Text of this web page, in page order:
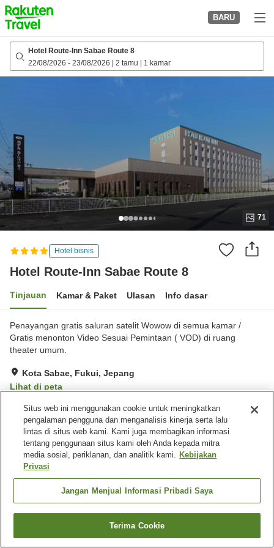
to
top
page
BARU
Hotel Route-Inn Sabae Route 8
22/08/2026 - 23/08/2026 2 tamu 1 kamar
71
Hotel bisnis
Hotel Route-Inn Sabae Route 8
Tinjauan Kamar & Paket Ulasan Info dasar
Penayangan gratis saluran satelit Wowow di semua kamar /
Gratis menonton Video Sesuai Pemintaan ( VOD) di ruang
theater umum.
Kota Sabae, Fukui, Jepang
Lihat di peta
Sangat baik Ulasan: 256
Fasilitas properti
Tempat parkir
Restoran
Mesin penjual otomatis
Beranda Jepang Fukui
Kota Sabae
Hotel Route-Inn Sabae Route 8
Cari kamar
Situs web ini menggunakan cookie untuk meningkatkan
pengalaman pengguna dan menganalisis kinerja serta lalu
lintas di situs web kami. Kami juga membagikan informasi
tentang penggunaan situs kami oleh Anda kepada mitra
media sosial, periklanan, dan analitik kami. Kebijakan
Privasi
Jangan Menjual Informasi Pribadi Saya
Terima Cookie